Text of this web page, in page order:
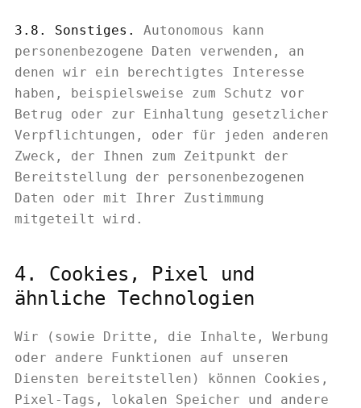
3.8. Sonstiges.
Autonomous kann
personenbezogene Daten verwenden, an
denen wir ein berechtigtes Interesse
haben, beispielsweise zum Schutz vor
Betrug oder zur Einhaltung gesetzlicher
Verpflichtungen, oder für jeden anderen
Zweck, der Ihnen zum Zeitpunkt der
Bereitstellung der personenbezogenen
Daten oder mit Ihrer Zustimmung
mitgeteilt wird.
4. Cookies, Pixel und
ähnliche Technologien
Wir (sowie Dritte, die Inhalte, Werbung
oder andere Funktionen auf unseren
Diensten bereitstellen) können Cookies,
Pixel-Tags, lokalen Speicher und andere